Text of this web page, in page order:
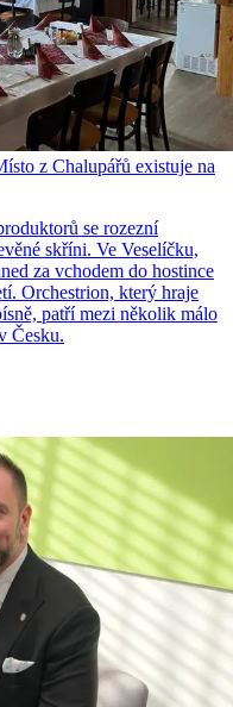
z Chalupářů existuje na
se rozezní
skříni. Ve Veselíčku,
za vchodem do hostince
Orchestrion, který hraje
patří mezi několik málo
Česku.